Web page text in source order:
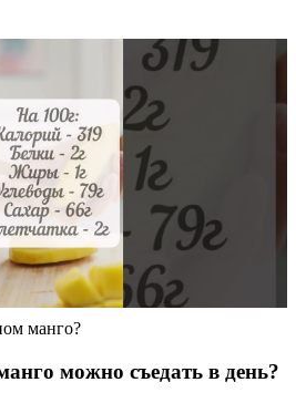
манго?
можно съедать в день?